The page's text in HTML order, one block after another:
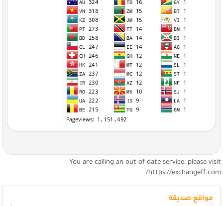
You are calling an out of date service, please visit
https://exchangeff.com/
مواقع صديقة